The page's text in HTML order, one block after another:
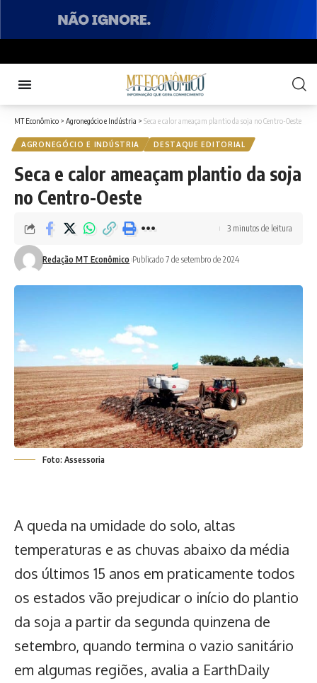
MT Econômico > Agronegócio e Indústria > Seca e calor ameaçam plantio da soja no Centro-Oeste
AGRONEGÓCIO E INDÚSTRIA DESTAQUE EDITORIAL
Seca e calor ameaçam plantio da soja
no Centro-Oeste
Redação MT Econômico Publicado 7 de setembro de 2024
3 minutos de leitura
Foto: Assessoria
A queda na umidade do solo, altas
temperaturas e as chuvas abaixo da média
dos últimos 15 anos em praticamente todos
os estados vão prejudicar o início do plantio
da soja a partir da segunda quinzena de
setembro, quando termina o vazio sanitário
em algumas regiões, avalia a EarthDaily